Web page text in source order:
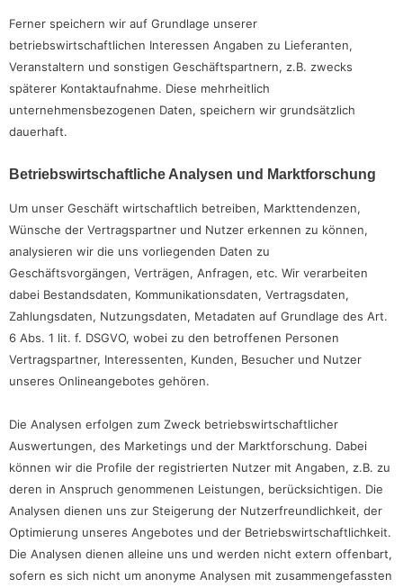
Ferner speichern wir auf Grundlage unserer
betriebswirtschaftlichen Interessen Angaben zu Lieferanten,
Veranstaltern und sonstigen Geschäftspartnern, z.B. zwecks
späterer Kontaktaufnahme. Diese mehrheitlich
unternehmensbezogenen Daten, speichern wir grundsätzlich
dauerhaft.
Betriebswirtschaftliche Analysen und Marktforschung
Um unser Geschäft wirtschaftlich betreiben, Markttendenzen,
Wünsche der Vertragspartner und Nutzer erkennen zu können,
analysieren wir die uns vorliegenden Daten zu
Geschäftsvorgängen, Verträgen, Anfragen, etc. Wir verarbeiten
dabei Bestandsdaten, Kommunikationsdaten, Vertragsdaten,
Zahlungsdaten, Nutzungsdaten, Metadaten auf Grundlage des Art.
6 Abs. 1 lit. f. DSGVO, wobei zu den betroffenen Personen
Vertragspartner, Interessenten, Kunden, Besucher und Nutzer
unseres Onlineangebotes gehören.
Die Analysen erfolgen zum Zweck betriebswirtschaftlicher
Auswertungen, des Marketings und der Marktforschung. Dabei
können wir die Profile der registrierten Nutzer mit Angaben, z.B. zu
deren in Anspruch genommenen Leistungen, berücksichtigen. Die
Analysen dienen uns zur Steigerung der Nutzerfreundlichkeit, der
Optimierung unseres Angebotes und der Betriebswirtschaftlichkeit.
Die Analysen dienen alleine uns und werden nicht extern offenbart,
sofern es sich nicht um anonyme Analysen mit zusammengefassten